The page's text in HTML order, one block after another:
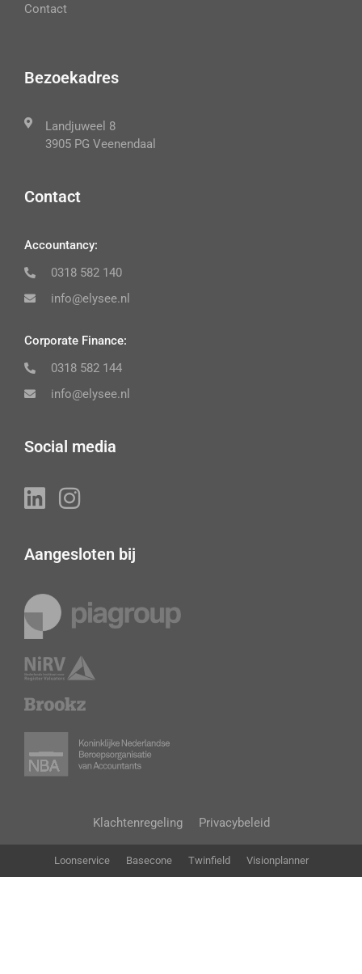
Contact
Bezoekadres
Landjuweel 8
3905 PG Veenendaal
Contact
Accountancy:
0318 582 140
info@elysee.nl
Corporate Finance:
0318 582 144
info@elysee.nl
Social media
Aangesloten bij
Klachtenregeling Privacybeleid
Loonservice Basecone Twinfield Visionplanner